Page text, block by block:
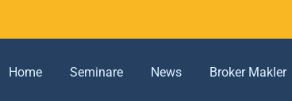
Home Seminare News Broker Makler